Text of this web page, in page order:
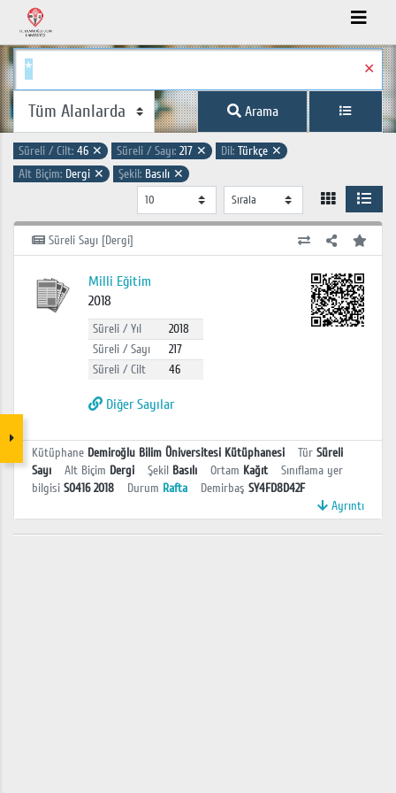
✕
Arama
Süreli / Cilt: 46 ✕ Süreli / Sayı: 217 ✕ Dil: Türkçe ✕
Alt Biçim: Dergi ✕ Şekil: Basılı ✕
Süreli Sayı [Dergi]
Milli Eğitim
2018
Süreli / Yıl
2018
Süreli / Sayı
217
Süreli / Cilt
46
Diğer Sayılar
Kütüphane Demiroğlu Bilim Üniversitesi Kütüphanesi Tür Süreli
Sayı
Alt Biçim Dergi Şekil Basılı Ortam Kağıt
Sınıflama yer
bilgisi S0416 2018 Durum Rafta Demirbaş SY4FD8D42F
Ayrıntı